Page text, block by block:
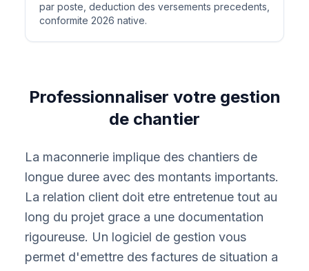
par poste, deduction des versements precedents,
conformite 2026 native.
Professionnaliser votre gestion
de chantier
La maconnerie implique des chantiers de
longue duree avec des montants importants.
La relation client doit etre entretenue tout au
long du projet grace a une documentation
rigoureuse. Un logiciel de gestion vous
permet d'emettre des factures de situation a